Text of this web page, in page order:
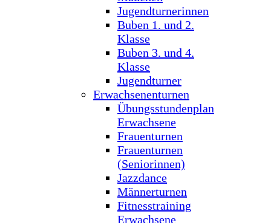
Jugendturnerinnen
Buben 1. und 2.
Klasse
Buben 3. und 4.
Klasse
Jugendturner
Erwachsenenturnen
Übungsstundenplan
Erwachsene
Frauenturnen
Frauenturnen
(Seniorinnen)
Jazzdance
Männerturnen
Fitnesstraining
Erwachsene